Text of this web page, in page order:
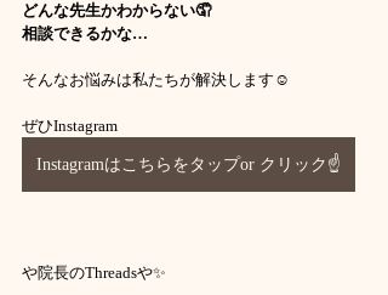
どんな先生かわからない🤦
相談できるかな…
そんなお悩みは私たちが解決します☺️
ぜひInstagram
Instagramはこちらをタップor クリック☝️
や院長のThreadsや✨